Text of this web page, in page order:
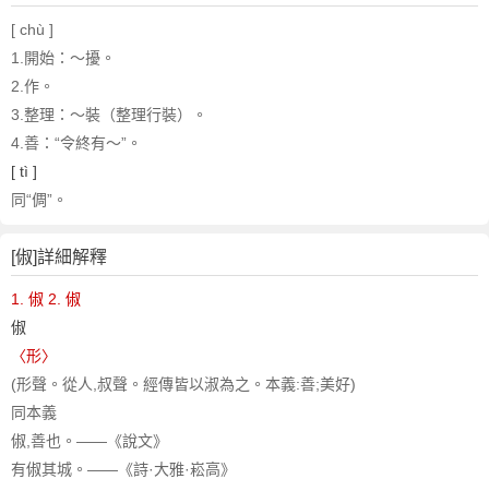
[ chù ]
1.開始 ：～擾。
2.作。
3.整理 ：～裝（整理行裝）。
4.善 ：“令終有～”。
[ tì ]
同“倜”。
[俶]詳細解釋
1. 俶 2. 俶
俶
〈形〉
(形聲。從人,叔聲。經傳皆以淑為之。本義:善;美好)
同本義
俶,善也。——《說文》
有俶其城。——《詩·大雅·崧高》